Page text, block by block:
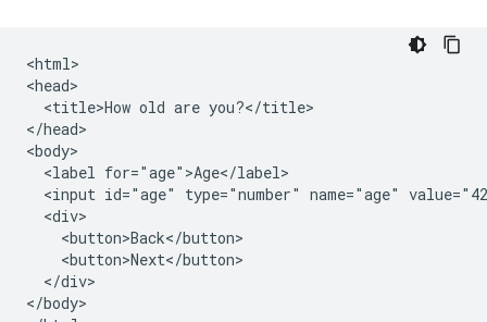
<html>
<head>
  <title>How old are you?</title>
</head>
<body>
  <label for="age">Age</label>
<input id="age" type="number" name="age"
  <div>
    <button>Back</button>
    <button>Next</button>
  </div>
</body>